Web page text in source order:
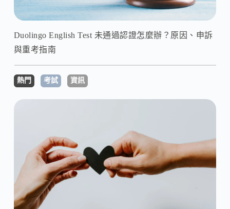
Duolingo English Test 未通過認證怎麼辦？原因、申訴
與重考指南
熱門 考試 資訊